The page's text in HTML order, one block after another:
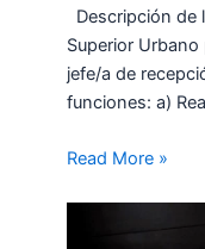
Descripción de
Superior
jefe/a de
funciones: a)
Read More »